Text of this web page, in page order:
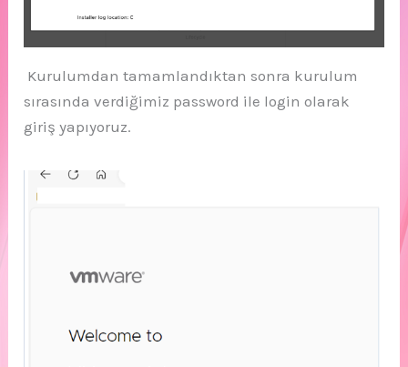
Kurulumdan tamamlandıktan sonra kurulum
sırasında verdiğimiz password ile login olarak
giriş yapıyoruz.